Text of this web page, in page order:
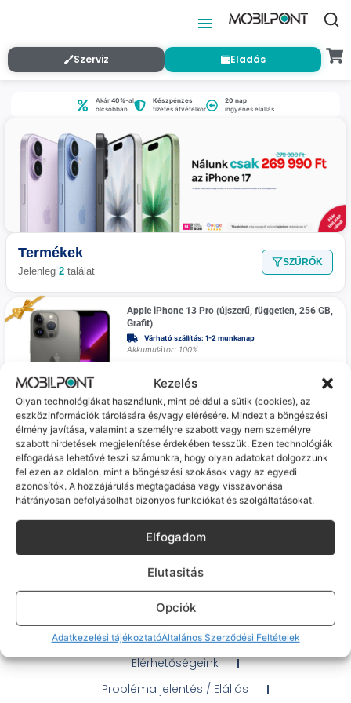
Kezelés
Olyan technológiákat használunk, mint például a sütik (cookies), az
eszközinformációk tárolására és/vagy elérésére. Mindezt a böngészési
élmény javítása, valamint a személyre szabott vagy nem személyre
szabott hirdetések megjelenítése érdekében tesszük. Ezen technológiák
elfogadása lehetővé teszi számunkra, hogy olyan adatokat dolgozzunk
fel ezen az oldalon, mint a böngészési szokások vagy az egyedi
azonosítók. A hozzájárulás megtagadása vagy visszavonása
hátrányosan befolyásolhat bizonyos funkciókat és szolgáltatásokat.
Elfogadom
Elutasitás
Opciók
Adatkezelési tájékoztatóÁltalános Szerződési Feltételek
Szerviz Eladás
Akár40%-al
olcsóbban
Készpénzes
fizetés átvételkor
20 nap
ingyenes elállás
Termékek
Jelenleg 2 találat
SZŰRŐK
100%
Prémium
Apple iPhone 13 Pro (újszerű, független, 256 GB,
Grafit)
Várható szállítás: 1-2 munkanap
Akkumulátor: 100%
Apple iPhone 13 Pro (újszerű, független, 256 GB,
Grafit)
Frissen feltöltve, csapj le rá!
Várható szállítás: 1-2 munkanap
Akkumulátor: 99%
179 990Ft
Gyakran Ismételt Kérdések
Elérhetőségeink
Probléma jelentés / Elállás